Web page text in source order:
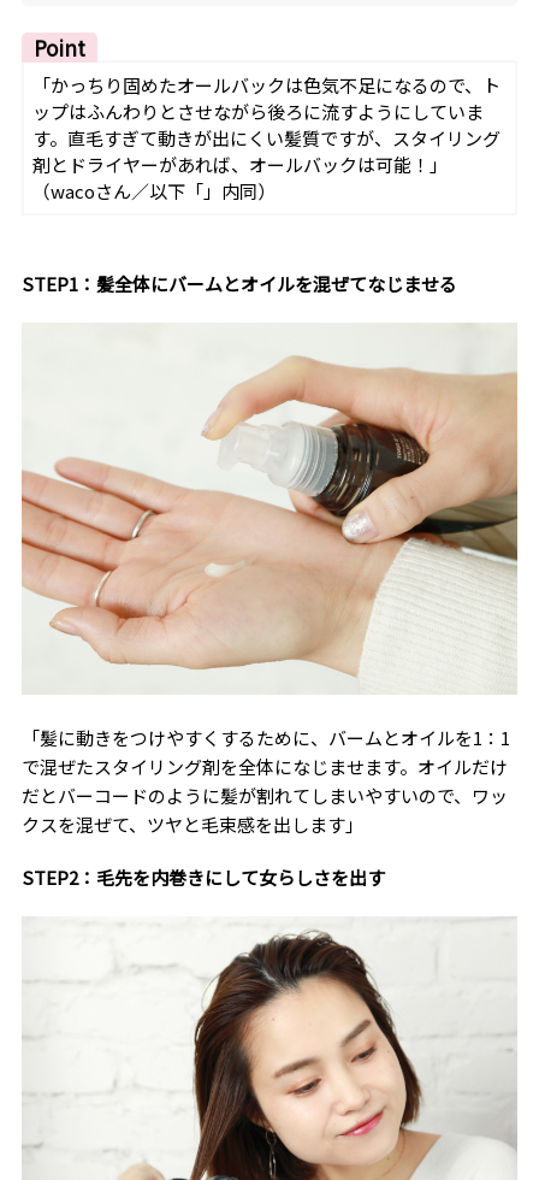
Point
「かっちり固めたオールバックは色気不足になるので、ト
ップはふんわりとさせながら後ろに流すようにしていま
す。直毛すぎて動きが出にくい髪質ですが、スタイリング
剤とドライヤーがあれば、オールバックは可能！」
（wacoさん／以下「」内同）
STEP1：髪全体にバームとオイルを混ぜてなじませる
「髪に動きをつけやすくするために、バームとオイルを1：1
で混ぜたスタイリング剤を全体になじませます。オイルだけ
だとバーコードのように髪が割れてしまいやすいので、ワッ
クスを混ぜて、ツヤと毛束感を出します」
STEP2：毛先を内巻きにして女らしさを出す